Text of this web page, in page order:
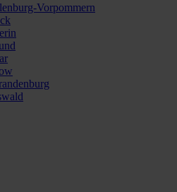
Vorpommern